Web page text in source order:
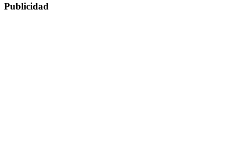
Publicidad